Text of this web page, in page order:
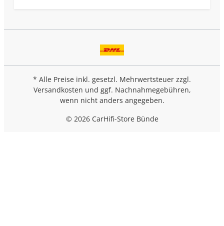
* Alle Preise inkl. gesetzl. Mehrwertsteuer zzgl.
Versandkosten und ggf. Nachnahmegebühren,
wenn nicht anders angegeben.
© 2026 CarHifi-Store Bünde